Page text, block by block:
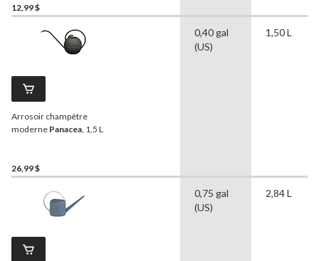
12,99 $
Arrosoir champêtre
moderne Panacea , 1,5 L
26,99 $
0,40 gal
(US)
1,50 L
0,75 gal
(US)
2,84 L